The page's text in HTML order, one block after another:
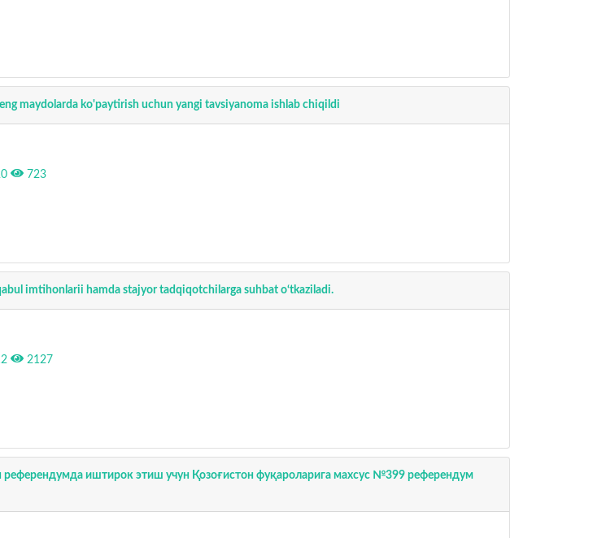
maydolarda ko'paytirish uchun yangi tavsiyanoma ishlab chiqildi
723
imtihonlarii hamda stajyor tadqiqotchilarga suhbat o‘tkaziladi.
2127
референдумда иштирок этиш учун Қозоғистон фуқароларига махсус №399 референдум